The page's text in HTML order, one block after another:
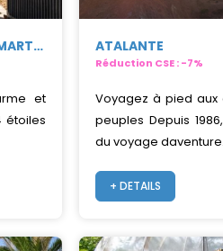
HOTEL RESTAURANT CHAPELLE SAINT MARTIN****
et
étoiles
ATALANTE
Réduction CSE : -7%
Voyagez à pied
peuples Depuis
du voyage
+ DETAILS